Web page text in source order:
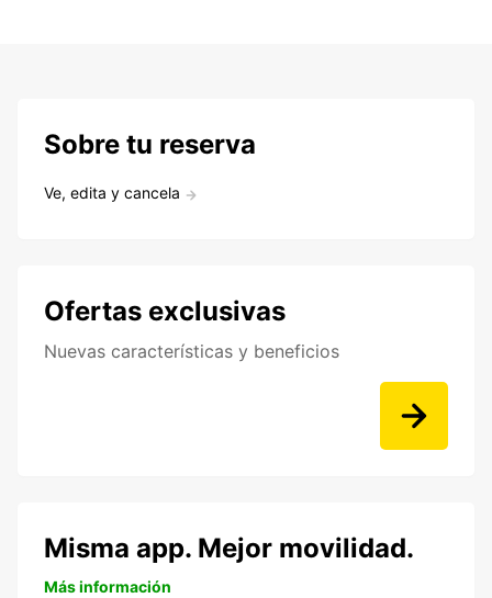
Sobre tu reserva
Ve, edita y cancela
Ofertas exclusivas
Nuevas características y beneficios
Misma app. Mejor movilidad.
Más información